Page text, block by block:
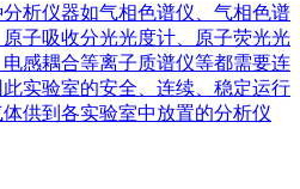
析仪器如气相色谱仪、气相色谱
子吸收分光光度计、原子荧光光
感耦合等离子质谱仪等都需要连
实验室的安全、连续、稳定运行
供到各实验室中放置的分析仪